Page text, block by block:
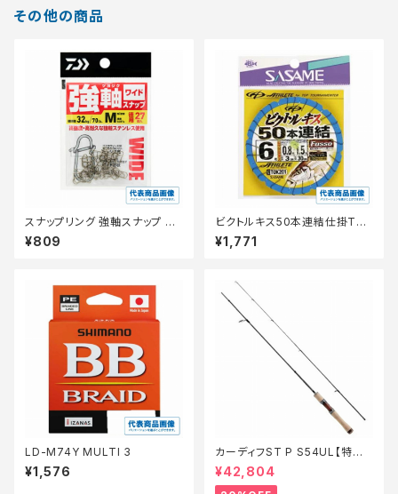
その他の商品
スナップリング 強軸スナップ ワ
イド SSS 徳用
¥809
ビクトルキス50本連結仕掛TO
K201 4号 【継続セール_仕掛】
¥1,771
LD-M74Y MULTI 3
¥1,576
カーディフST P S54UL【特価
ロッド】【20】
¥42,804